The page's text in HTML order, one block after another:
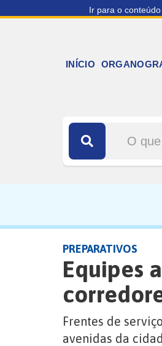
Ir para o conteúdo
INÍCIO
PREPARATIVOS
Equipes
Frentes de
avenidas da